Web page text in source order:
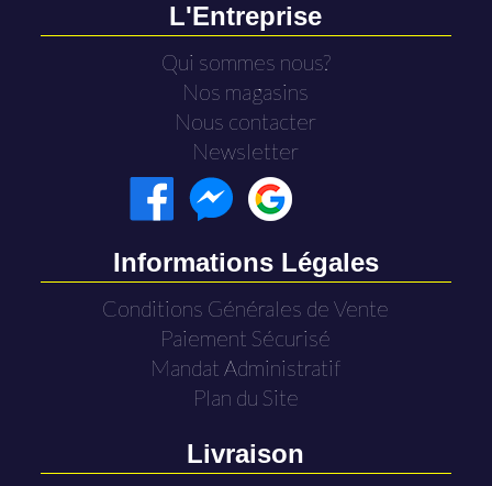
L'Entreprise
Qui sommes nous?
Nos magasins
Nous contacter
Newsletter
Informations Légales
Conditions Générales de Vente
Paiement Sécurisé
Mandat Administratif
Plan du Site
Livraison